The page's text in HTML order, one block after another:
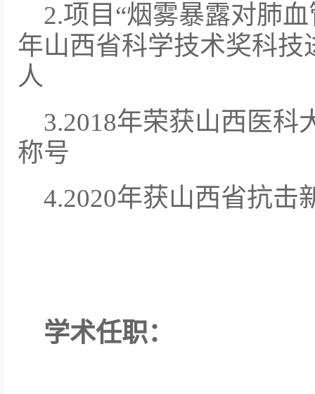
2.项目“烟雾暴露对肺
年山西省科学技术奖科
人
3.2018年荣获山西医科
称号
4.2020年获山西省抗击
学术任职：